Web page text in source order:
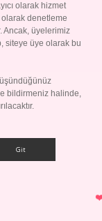
olarak hizmet
denetleme
Ancak, üyelerimiz
siteye üye olarak bu
bildirmeniz halinde,